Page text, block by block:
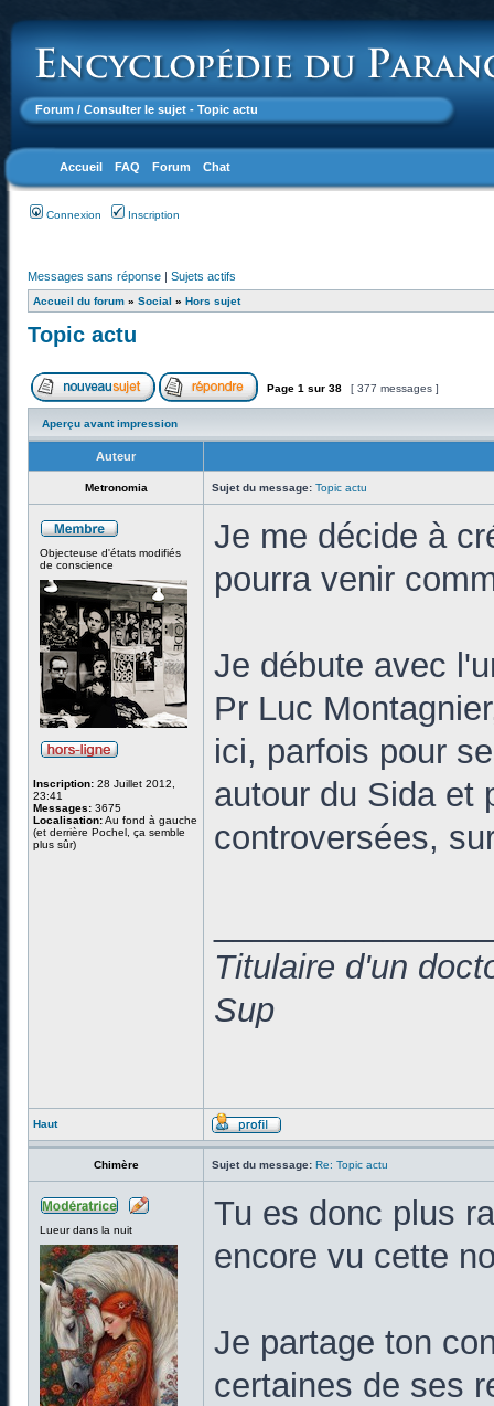
Forum / Consulter le sujet - Topic actu
Accueil FAQ Forum Chat
Connexion Inscription
Messages sans réponse | Sujets actifs
Accueil du forum » Social » Hors sujet
Topic actu
Page 1 sur 38 [ 377 messages ]
Aperçu avant impression
Auteur
Metronomia Sujet du message: Topic actu
Objecteuse d'états modifiés
de conscience
Inscription: 28 Juillet 2012,
23:41
Messages: 3675
Localisation:Au fond à gauche
(et derrière Pochel, ça semble
plus sûr)
Je me décide à
pourra venir
Je débute avec
Pr Luc
ici, parfois pour
autour du Sida et
controversées,
Titulaire d'un
Sup
Haut
Chimère Sujet du message: Re: Topic actu
Lueur dans la nuit
Tu es donc plus
encore vu cette
Je partage ton
certaines de ses